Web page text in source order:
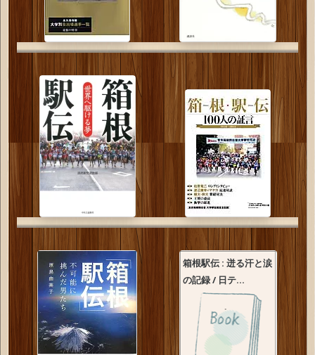
箱根駅伝 : 迸る汗と涙
の記録 / 日テ...